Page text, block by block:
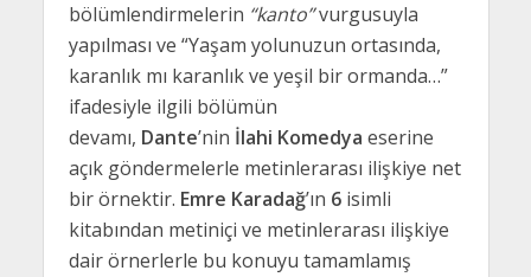
bölümlendirmelerin “kanto”vurgusuyla
yapılması ve “Yaşam yolunuzun ortasında,
karanlık mı karanlık ve yeşil bir ormanda…”
ifadesiyle ilgili bölümün
devamı, Dante’nin İlahi Komedya eserine
açık göndermelerle metinlerarası ilişkiye net
bir örnektir. Emre Karadağ’ın 6isimli
kitabından metiniçi ve metinlerarası ilişkiye
dair örnerlerle bu konuyu tamamlamış